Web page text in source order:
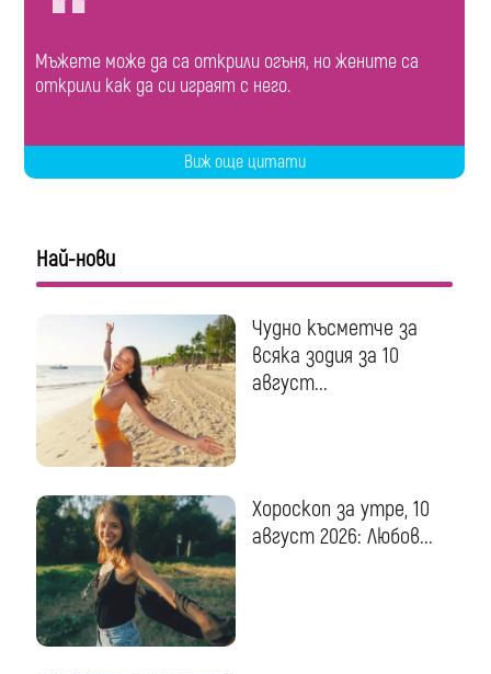
Мъжете може да са открили огъня, но жените са
открили как да си играят с него.
Виж още цитати
Най-нови
Чудно късметче за
всяка зодия за 10
август...
Хороскоп за утре, 10
август 2026: Любов...